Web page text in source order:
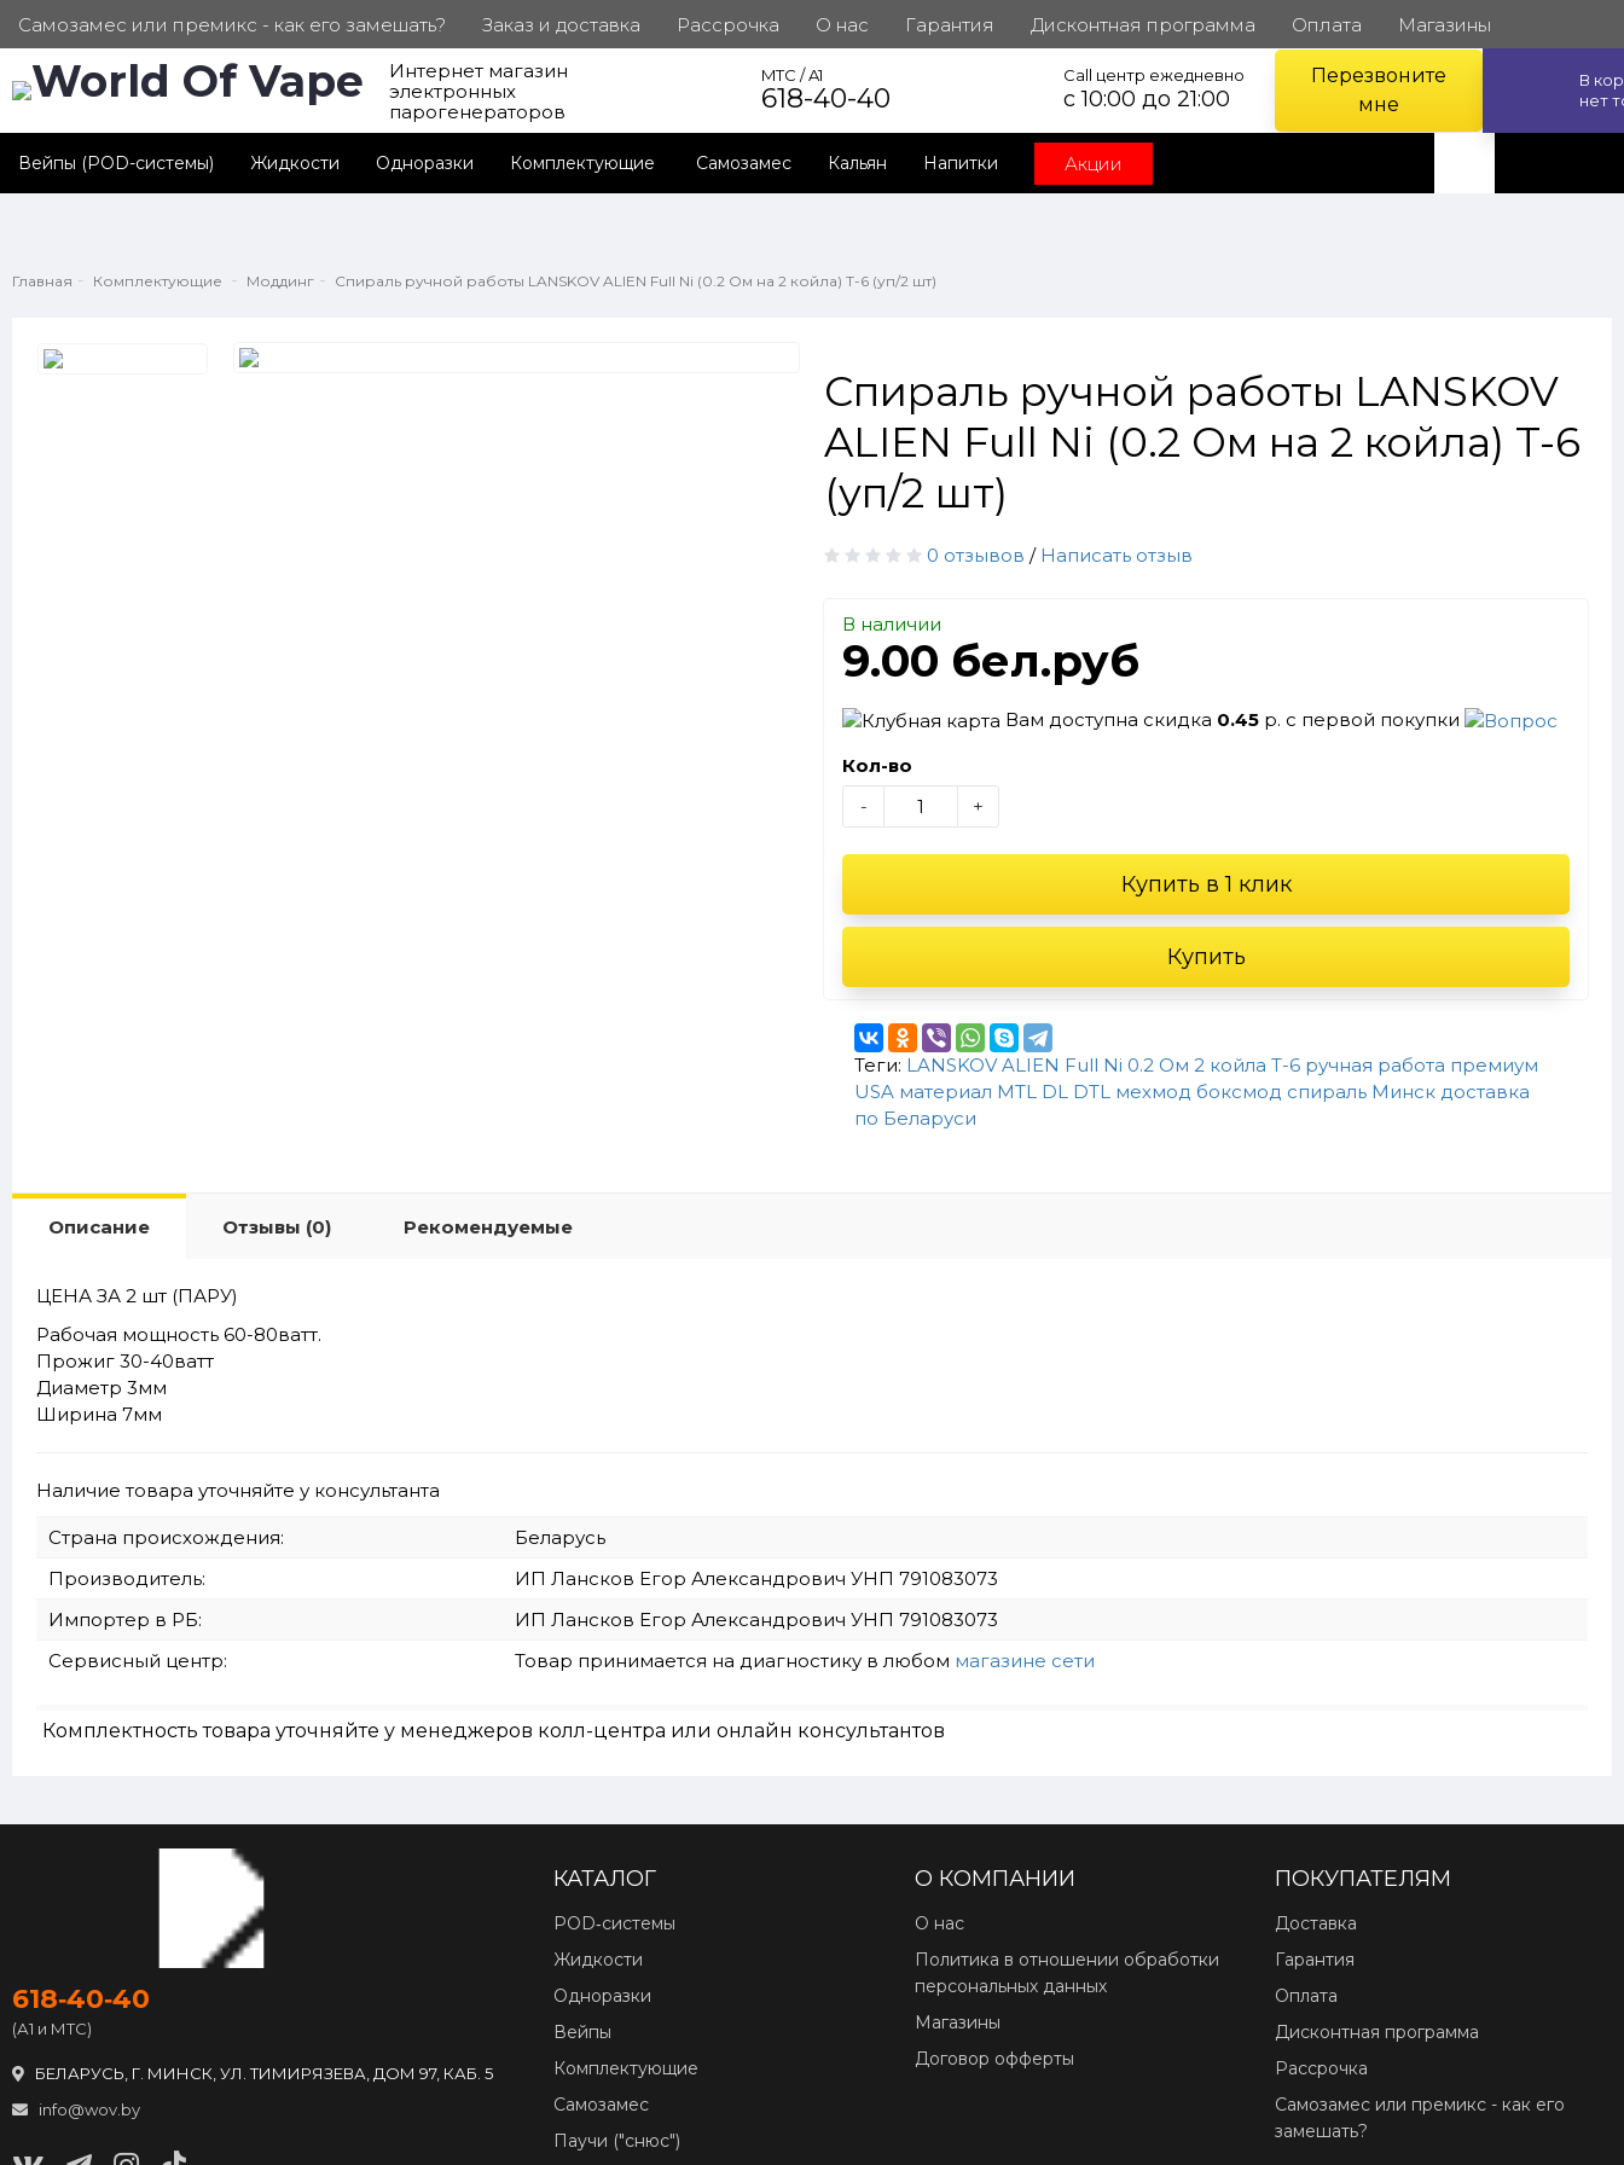
Самозамес или премикс - как его замешать? Заказ и доставка Рассрочка О нас Гарантия Дисконтная программа Оплата Магазины
ПОД. СЕРТИФИКАТЫ Партнерам Личный кабинет
Интернет магазин
электронных
парогенераторов
MTC / A1
618-40-40
Call центр ежедневно
с 10:00 до 21:00
Перезвоните
мне
В
нет
Вейпы (POD-системы) Жидкости Одноразки Комплектующие Самозамес Кальян Напитки Акции
Главная Комплектующие Моддинг Спираль ручной работы LANSKOV ALIEN Full Ni (0.2 Ом на 2 койла) T-6 (уп/2 шт)
Спираль ручной работы LANSKOV
ALIEN Full Ni (0.2 Ом на 2 койла) T-6
(уп/2 шт)
0 отзывов / Написать отзыв
В наличии
9.00 бел.руб
Вам доступна скидка 0.45 р. с первой покупки
Кол-во
-
+
Купить в 1 клик
Купить
Теги: LANSKOV ALIEN Full Ni 0.2 Ом 2 койла T-6 ручная работа премиум
USA материал MTL DL DTL мехмод боксмод спираль Минск доставка
по Беларуси
Описание Отзывы (0) Рекомендуемые
ЦЕНА ЗА 2 шт (ПАРУ)
Рабочая мощность 60-80ватт.
Прожиг 30-40ватт
Диаметр 3мм
Ширина 7мм
Наличие товара уточняйте у консультанта
Страна происхождения:
Беларусь
Производитель:
ИП Лансков Егор Александрович УНП 791083073
Импортер в РБ:
ИП Лансков Егор Александрович УНП 791083073
Сервисный центр:
Товар принимается на диагностику в любом магазине сети
Комплектность товара уточняйте у менеджеров колл-центра или онлайн консультантов
618‑40‑40
(А1 и МТС)
БЕЛАРУСЬ, Г. МИНСК, УЛ. ТИМИРЯЗЕВА, ДОМ 97, КАБ. 5
info@wov.by
КАТАЛОГ
POD‑системы
Жидкости
Одноразки
Вейпы
Комплектующие
Самозамес
Паучи ("снюс")
О КОМПАНИИ
О нас
Политика в отношении обработки
персональных данных
Магазины
Договор офферты
ПОКУПАТЕЛЯМ
Доставка
Гарантия
Оплата
Дисконтная программа
Рассрочка
Самозамес или премикс - как его
замешать?